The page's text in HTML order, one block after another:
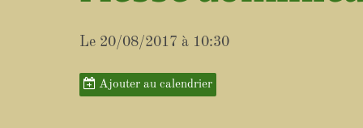
Le 20/08/2017 à 10:30
Ajouter au calendrier